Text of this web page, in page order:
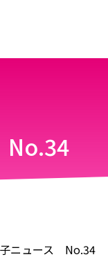
ニュース No.34